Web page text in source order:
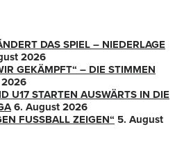
DAS SPIEL – NIEDERLAGE
2026
GEKÄMPFT“ – DIE STIMMEN
U17 STARTEN AUSWÄRTS IN DIE
6. August 2026
FUSSBALL ZEIGEN“
5. August